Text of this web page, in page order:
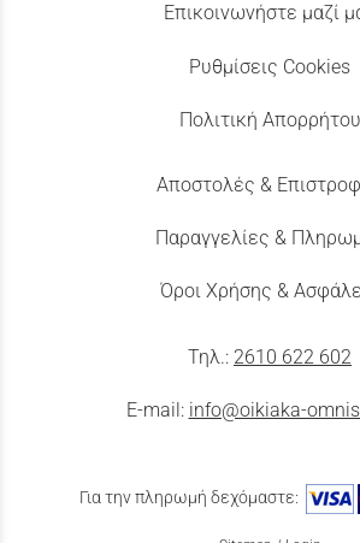
Επικοινωνήστε μαζί
Ρυθμίσεις Cookies
Πολιτική Απορρήτου
Αποστολές &
Παραγγελίες &
Όροι Χρήσης &
Τηλ.: 2610 622 602
E-mail: info@oikiaka-
Για την πληρωμή δεχόμαστε: